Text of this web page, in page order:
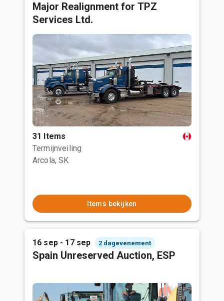
Major Realignment for TPZ
Services Ltd.
31 Items
Termijnveiling
Arcola, SK
Items bekijken
16 sep - 17 sep 2 dagevenement
Spain Unreserved Auction, ESP